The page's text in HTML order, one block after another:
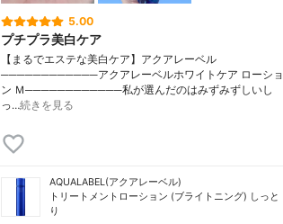
5.00
プチプラ美白ケア
【まるでエステな美白ケア】アクアレーベル
────────────アクアレーベルホワイトケア ローショ
ン Ｍ────────────私が選んだのはみずみずしいし
っ…続きを見る
AQUALABEL(アクアレーベル)
トリートメントローション (ブライトニング) しっと
り